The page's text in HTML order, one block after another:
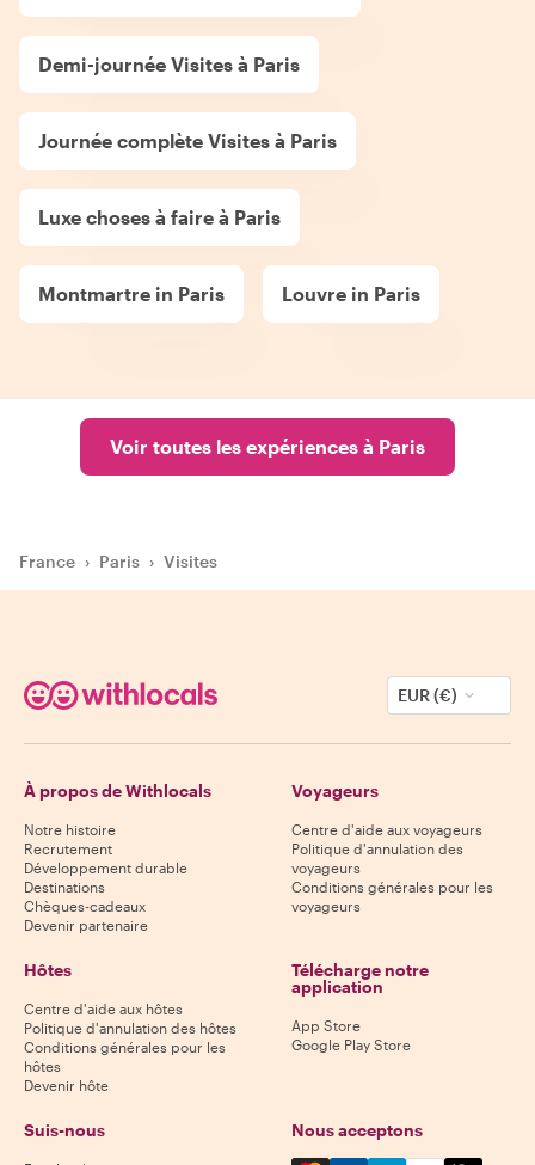
Demi-journée Visites à Paris
Journée complète Visites à Paris
Luxe choses à faire à Paris
Montmartre in Paris Louvre in Paris
Voir toutes les expériences à Paris
France › Paris › Visites
EUR (€)
À propos de Withlocals
Notre histoire
Recrutement
Développement durable
Destinations
Chèques-cadeaux
Devenir partenaire
Voyageurs
Centre d'aide aux voyageurs
Politique d'annulation des
voyageurs
Conditions générales pour les
voyageurs
Hôtes
Centre d'aide aux hôtes
Politique d'annulation des hôtes
Conditions générales pour les
hôtes
Devenir hôte
Télécharge notre
application
App Store
Google Play Store
Suis-nous Nous acceptons